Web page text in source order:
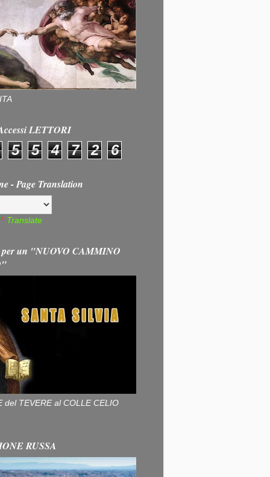
LETTORI
5 5 4 7 2 6
- Page Translation
Translate
per un "NUOVO CAMMINO
del TEVERE al COLLE CELIO
RUSSA